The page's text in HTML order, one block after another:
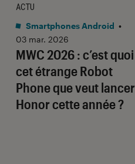
MWC 2026 : c’est quoi
cet étrange Robot
Phone que veut lancer
Honor cette année ?
ACTU
Smartphones Android •
03 mar. 2026